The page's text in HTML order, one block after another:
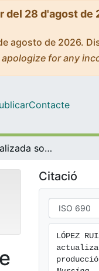
28 d'agost de
agosto de 2026.
for any
Contacte
Revisión actualizada sobre orientación de la producción científica enfermera
Citació
LÓPEZ